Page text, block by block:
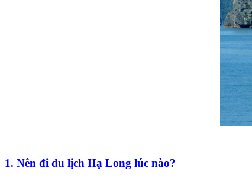
1. Nên đi du lịch Hạ Long lúc nào?